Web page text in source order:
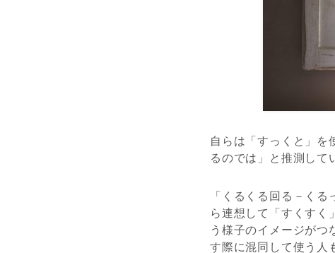
自らは「すっくと」
るのでは」と推測して
「くるくる回る－く
ら連想して「すくす
う様子のイメージが
す際に混同して使う